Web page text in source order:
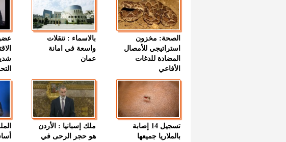
الصحة: مخزون
استراتيجي للأمصال
المضادة للدغات
الأفاعي
بالاسماء : تنقلات
واسعة في امانة
عمان
تسجيل 14 إصابة
بالملاريا جميعها
ملك إسبانيا : الأردن
هو حجر الرحى في